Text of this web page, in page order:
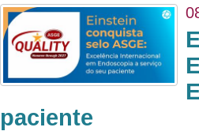
paciente